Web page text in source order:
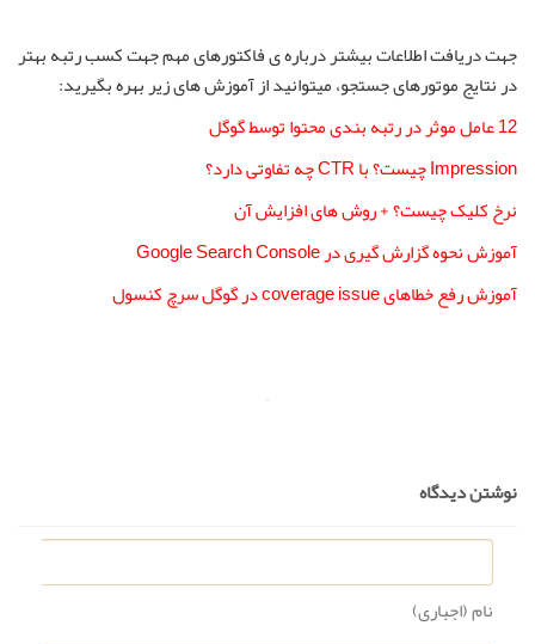
جهت دریافت اطلاعات بیشتر درباره ی فاکتورهای مهم جهت کسب رتبه بهتر
در نتایج موتورهای جستجو، میتوانید از آموزش های زیر بهره بگیرید:
12 عامل موثر در رتبه بندی محتوا توسط گوگل
Impression چیست؟ با CTR چه تفاوتی دارد؟
نرخ کلیک چیست؟ + روش های افزایش آن
آموزش نحوه گزارش گیری در Google Search Console
آموزش رفع خطاهای coverage issue در گوگل سرچ کنسول
نوشتن دیدگاه
نام (اجباری)